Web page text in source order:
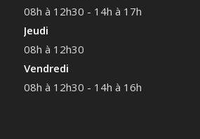
08h à 12h30 - 14h à 17h
Jeudi
08h à 12h30
Vendredi
08h à 12h30 - 14h à 16h